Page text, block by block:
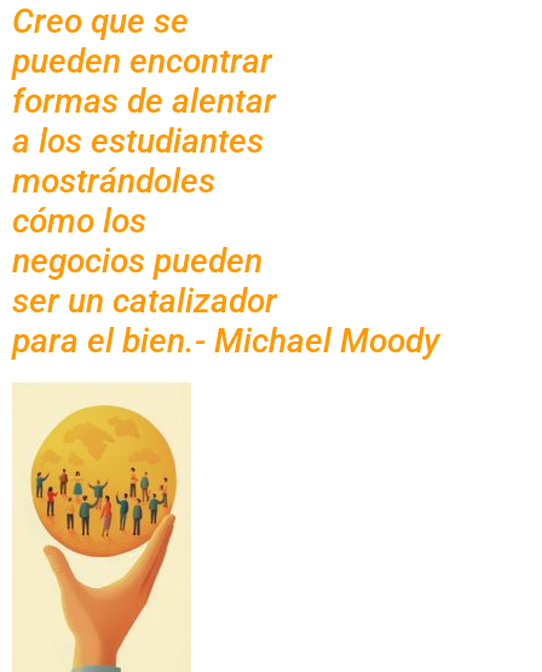
Creo que se
pueden encontrar
formas de alentar
a los estudiantes
mostrándoles
cómo los
negocios pueden
ser un catalizador
para el bien.- Michael Moody